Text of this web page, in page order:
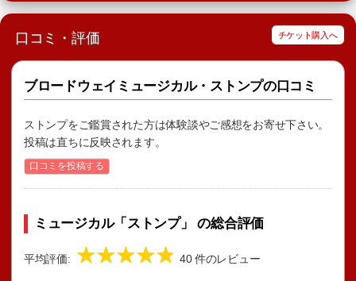
口コミ・評価 チケット購入へ
ブロードウェイミュージカル・ストンプの口コミ
ストンプをご鑑賞された方は体験談やご感想をお寄せ下さい。
投稿は直ちに反映されます。
口コミを投稿する
ミュージカル「ストンプ」 の総合評価
平均評価: 40 件のレビュー